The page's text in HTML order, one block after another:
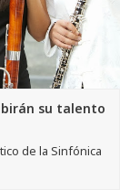
su talento
de la Sinfónica